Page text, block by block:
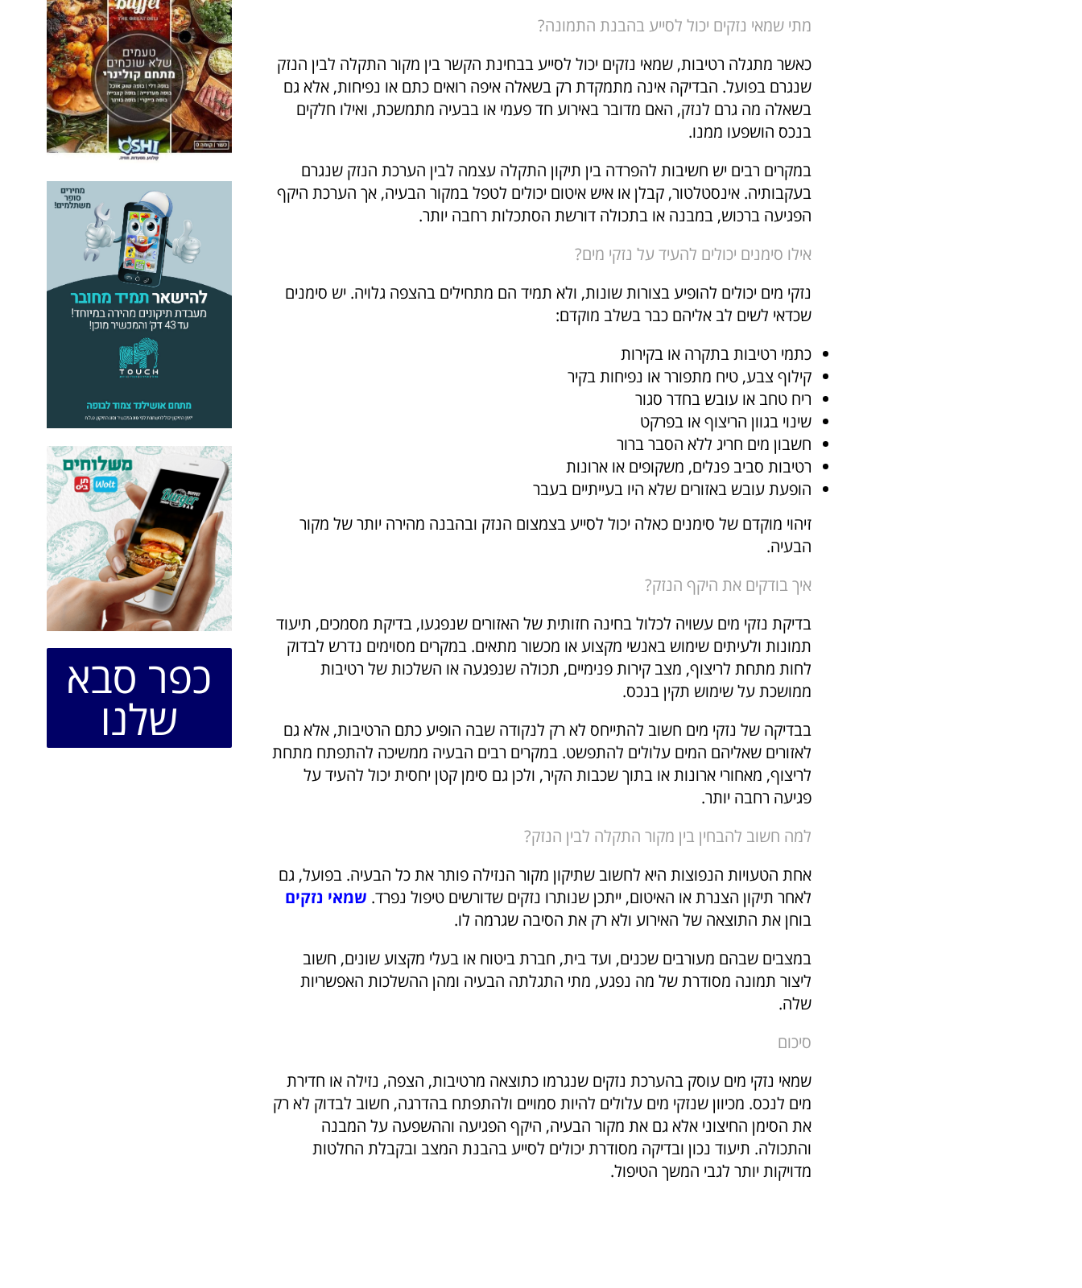
מתי שמאי נזקים יכול לסייע בהבנת התמונה?
כאשר מתגלה רטיבות, שמאי נזקים יכול לסייע בבחינת הקשר בין מקור התקלה לבין הנזק
שנגרם בפועל. הבדיקה אינה מתמקדת רק בשאלה איפה רואים כתם או נפיחות, אלא גם
בשאלה מה גרם לנזק, האם מדובר באירוע חד פעמי או בבעיה מתמשכת, ואילו חלקים
בנכס הושפעו ממנו.
במקרים רבים יש חשיבות להפרדה בין תיקון התקלה עצמה לבין הערכת הנזק שנגרם
בעקבותיה. אינסטלטור, קבלן או איש איטום יכולים לטפל במקור הבעיה, אך הערכת היקף
הפגיעה ברכוש, במבנה או בתכולה דורשת הסתכלות רחבה יותר.
אילו סימנים יכולים להעיד על נזקי מים?
נזקי מים יכולים להופיע בצורות שונות, ולא תמיד הם מתחילים בהצפה גלויה. יש סימנים
שכדאי לשים לב אליהם כבר בשלב מוקדם:
כתמי רטיבות בתקרה או בקירות
קילוף צבע, טיח מתפורר או נפיחות בקיר
ריח טחב או עובש בחדר סגור
שינוי בגוון הריצוף או בפרקט
חשבון מים חריג ללא הסבר ברור
רטיבות סביב פנלים, משקופים או ארונות
הופעת עובש באזורים שלא היו בעייתיים בעבר
זיהוי מוקדם של סימנים כאלה יכול לסייע בצמצום הנזק ובהבנה מהירה יותר של מקור
הבעיה.
איך בודקים את היקף הנזק?
בדיקת נזקי מים עשויה לכלול בחינה חזותית של האזורים שנפגעו, בדיקת מסמכים, תיעוד
תמונות ולעיתים שימוש באנשי מקצוע או מכשור מתאים. במקרים מסוימים נדרש לבדוק
לחות מתחת לריצוף, מצב קירות פנימיים, תכולה שנפגעה או השלכות של רטיבות
ממושכת על שימוש תקין בנכס.
בבדיקה של נזקי מים חשוב להתייחס לא רק לנקודה שבה הופיע כתם הרטיבות, אלא גם
לאזורים שאליהם המים עלולים להתפשט. במקרים רבים הבעיה ממשיכה להתפתח מתחת
לריצוף, מאחורי ארונות או בתוך שכבות הקיר, ולכן גם סימן קטן יחסית יכול להעיד על
פגיעה רחבה יותר.
למה חשוב להבחין בין מקור התקלה לבין הנזק?
אחת הטעויות הנפוצות היא לחשוב שתיקון מקור הנזילה פותר את כל הבעיה. בפועל, גם
לאחר תיקון הצנרת או האיטום, ייתכן שנותרו נזקים שדורשים טיפול נפרד. שמאי נזקים
בוחן את התוצאה של האירוע ולא רק את הסיבה שגרמה לו.
במצבים שבהם מעורבים שכנים, ועד בית, חברת ביטוח או בעלי מקצוע שונים, חשוב
ליצור תמונה מסודרת של מה נפגע, מתי התגלתה הבעיה ומהן ההשלכות האפשריות
שלה.
סיכום
שמאי נזקי מים עוסק בהערכת נזקים שנגרמו כתוצאה מרטיבות, הצפה, נזילה או חדירת
מים לנכס. מכיוון שנזקי מים עלולים להיות סמויים ולהתפתח בהדרגה, חשוב לבדוק לא רק
את הסימן החיצוני אלא גם את מקור הבעיה, היקף הפגיעה וההשפעה על המבנה
והתכולה. תיעוד נכון ובדיקה מסודרת יכולים לסייע בהבנת המצב ובקבלת החלטות
מדויקות יותר לגבי המשך הטיפול.
כפר סבא
שלנו